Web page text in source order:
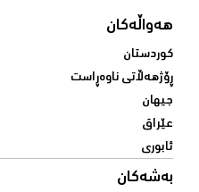
هەواڵەکان
کوردستان
ڕۆژهەڵاتی ناوەڕاست
جیهان
عێراق
ئابوری
بەشەکان